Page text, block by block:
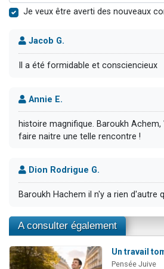
Je veux être averti des nouveaux
Jacob G.
Il a été formidable et consciencieux
Annie E.
histoire magnifique. Baroukh
faire naitre une telle rencontre !
Dion Rodrigue G.
Baroukh Hachem il n'y a rien d'autre
A consulter également
Un travail
Pensée Juive